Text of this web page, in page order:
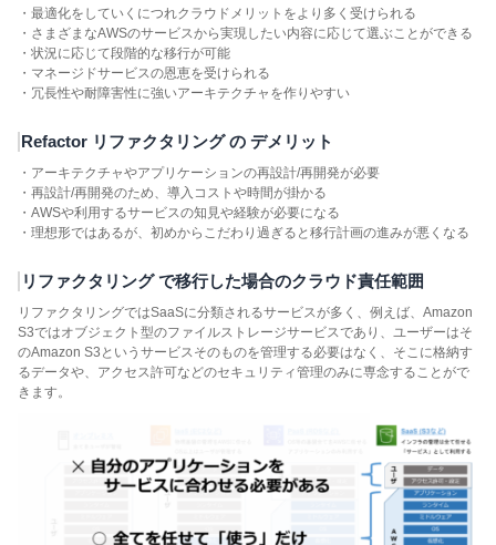
・最適化をしていくにつれクラウドメリットをより多く受けられる
・さまざまなAWSのサービスから実現したい内容に応じて選ぶことができる
・状況に応じて段階的な移行が可能
・マネージドサービスの恩恵を受けられる
・冗長性や耐障害性に強いアーキテクチャを作りやすい
Refactor リファクタリング の デメリット
・アーキテクチャやアプリケーションの再設計/再開発が必要
・再設計/再開発のため、導入コストや時間が掛かる
・AWSや利用するサービスの知見や経験が必要になる
・理想形ではあるが、初めからこだわり過ぎると移行計画の進みが悪くなる
リファクタリング で移行した場合のクラウド責任範囲
リファクタリングではSaaSに分類されるサービスが多く、例えば、Amazon
S3ではオブジェクト型のファイルストレージサービスであり、ユーザーはそ
のAmazon S3というサービスそのものを管理する必要はなく、そこに格納す
るデータや、アクセス許可などのセキュリティ管理のみに専念することがで
きます。